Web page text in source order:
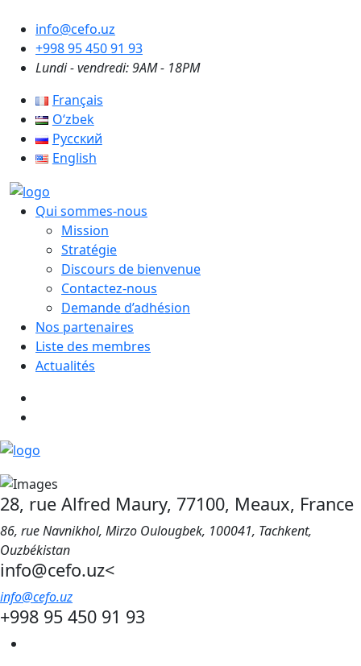
info@cefo.uz
+998 95 450 91 93
Lundi - vendredi: 9AM - 18PM
Français
Oʻzbek
Русский
English
Qui sommes-nous
Mission
Stratégie
Discours de bienvenue
Contactez-nous
Demande d’adhésion
Nos partenaires
Liste des membres
Actualités
28, rue Alfred Maury, 77100, Meaux, France
86, rue Navnikhol, Mirzo Oulougbek, 100041, Tachkent,
Ouzbékistan
info@cefo.uz<
info@cefo.uz
+998 95 450 91 93